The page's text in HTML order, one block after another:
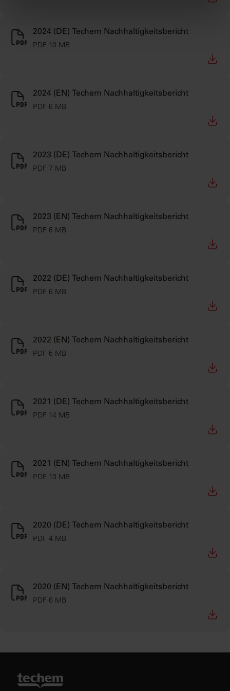
2024 (DE) Techem Nachhaltigkeitsbericht
PDF 10 MB
2024 (EN) Techem Nachhaltigkeitsbericht
PDF 6 MB
2023 (DE) Techem Nachhaltigkeitsbericht
PDF 7 MB
2023 (EN) Techem Nachhaltigkeitsbericht
PDF 6 MB
2022 (DE) Techem Nachhaltigkeitsbericht
PDF 6 MB
2022 (EN) Techem Nachhaltigkeitsbericht
PDF 5 MB
2021 (DE) Techem Nachhaltigkeitsbericht
PDF 14 MB
2021 (EN) Techem Nachhaltigkeitsbericht
PDF 13 MB
2020 (DE) Techem Nachhaltigkeitsbericht
PDF 4 MB
2020 (EN) Techem Nachhaltigkeitsbericht
PDF 6 MB